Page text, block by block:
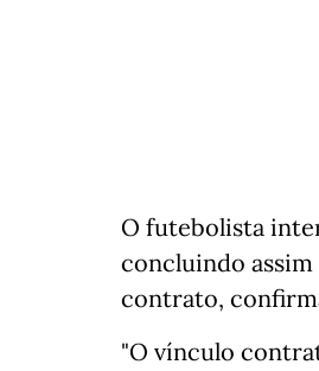
O futebolista
concluindo assim
contrato,
"O vínculo